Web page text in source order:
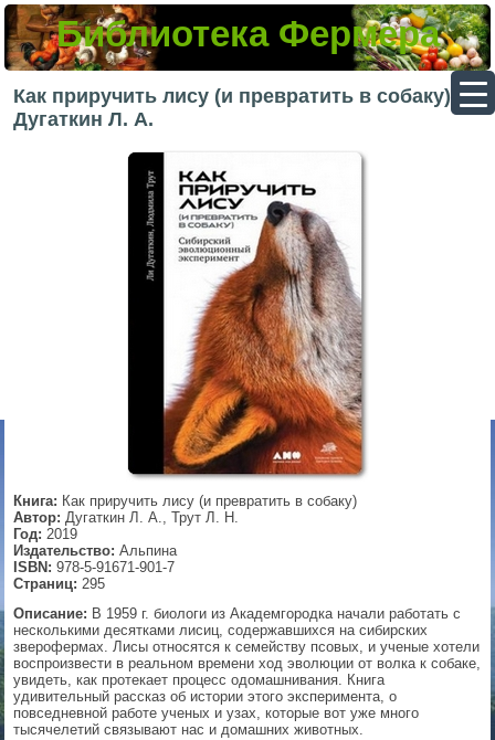
Библиотека Фермера
Как приручить лису (и превратить в собаку) —
Дугаткин Л. А.
Книга: Как приручить лису (и превратить в собаку)
Автор: Дугаткин Л. А., Трут Л. Н.
Год: 2019
Издательство: Альпина
ISBN: 978-5-91671-901-7
Страниц: 295
Описание: В 1959 г. биологи из Академгородка начали работать с
несколькими десятками лисиц, содержавшихся на сибирских
зверофермах. Лисы относятся к семейству псовых, и ученые хотели
воспроизвести в реальном времени ход эволюции от волка к собаке,
увидеть, как протекает процесс одомашнивания. Книга
удивительный рассказ об истории этого эксперимента, о
повседневной работе ученых и узах, которые вот уже много
тысячелетий связывают нас и домашних животных.
▼
▼
▼